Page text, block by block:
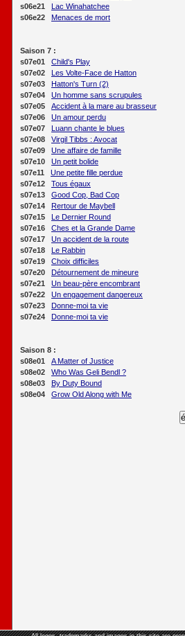
s06e21
Lac Winahatchee
s06e22
Menaces de mort
Saison 7 :
s07e01
Child's Play
s07e02
Les Volte-Face de Hatton
s07e03
Hatton's Turn (2)
s07e04
Un homme sans scrupules
s07e05
Accident à la mare au brasseur
s07e06
Un amour perdu
s07e07
Luann chante le blues
s07e08
Virgil Tibbs : Avocat
s07e09
Une affaire de famille
s07e10
Un petit bolide
s07e11
Une petite fille perdue
s07e12
Tous égaux
s07e13
Good Cop, Bad Cop
s07e14
Rertour de Maybell
s07e15
Le Dernier Round
s07e16
Ches et la Grande Dame
s07e17
Un accident de la route
s07e18
Le Rabbin
s07e19
Choix difficiles
s07e20
Détournement de mineure
s07e21
Un beau-père encombrant
s07e22
Un engagement dangereux
s07e23
Donne-moi ta vie
s07e24
Donne-moi ta vie
Saison 8 :
s08e01
A Matter of Justice
s08e02
Who Was Geli Bendl ?
s08e03
By Duty Bound
s08e04
Grow Old Along with Me